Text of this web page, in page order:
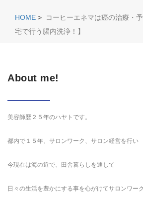
HOME >
コーヒーエネマは癌の治療・
宅で行う腸内洗浄！】
About me!
美容師歴２５年のハヤトです。
都内で１５年、サロンワーク、サロン経営を行い
今現在は海の近で、田舎暮らしを通して
日々の生活を豊かにする事を心がけてサロンワー